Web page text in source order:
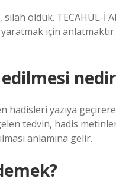
olduk. TECAHÜL-İ
için
hadisleri yazıya
tedvin, hadis
anlamına gelir.